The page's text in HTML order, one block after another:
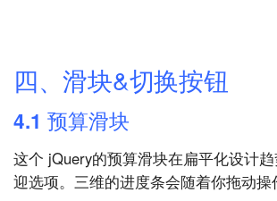
四、滑块&切换按钮
4.1 预算滑块
这个 jQuery的预算滑块在扁平化设计
迎选项。三维的进度条会随着你拖动操